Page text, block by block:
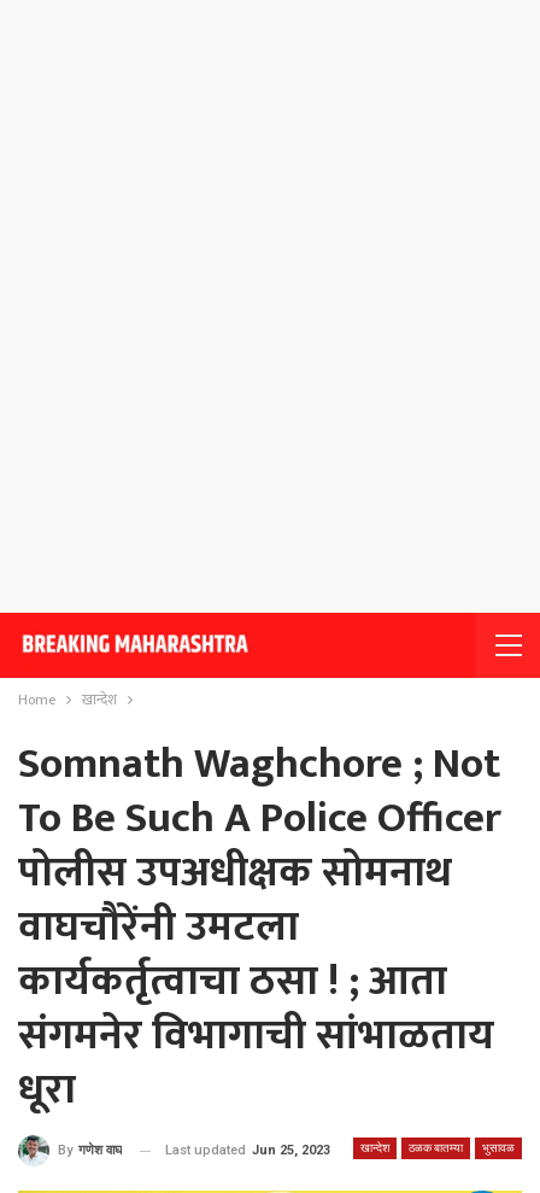
Home खान्देश
Somnath Waghchore ; Not
To Be Such A Police Officer
पोलीस उपअधीक्षक सोमनाथ
वाघचौरेंनी उमटला
कार्यकर्तृत्वाचा ठसा ! ; आता
संगमनेर विभागाची सांभाळताय
धूरा
खान्देश ठळक बातम्या भुसावळ
By गणेश वाघ Last updated Jun 25, 2023